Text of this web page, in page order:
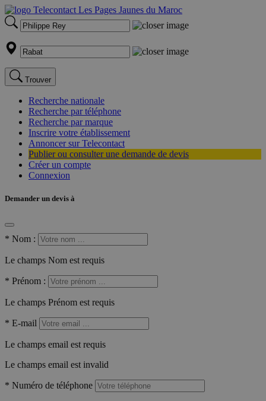
Trouver
Recherche nationale
Recherche par téléphone
Recherche par marque
Inscrire votre établissement
Annoncer sur Telecontact
Publier ou consulter une demande de devis
Créer un compte
Connexion
Demander un devis à
* Nom :
Le champs Nom est requis
* Prénom :
Le champs Prénom est requis
* E-mail
Le champs email est requis
Le champs email est invalid
* Numéro de téléphone